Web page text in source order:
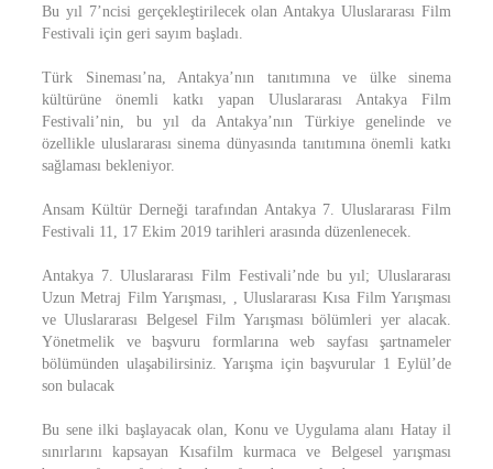
Bu yıl 7’ncisi gerçekleştirilecek olan Antakya Uluslararası Film
Festivali için geri sayım başladı.
Türk Sineması’na, Antakya’nın tanıtımına ve ülke sinema
kültürüne önemli katkı yapan Uluslararası Antakya Film
Festivali’nin, bu yıl da Antakya’nın Türkiye genelinde ve
özellikle uluslararası sinema dünyasında tanıtımına önemli katkı
sağlaması bekleniyor.
Ansam Kültür Derneği tarafından Antakya 7. Uluslararası Film
Festivali 11, 17 Ekim 2019 tarihleri arasında düzenlenecek.
Antakya 7. Uluslararası Film Festivali’nde bu yıl; Uluslararası
Uzun Metraj Film Yarışması, , Uluslararası Kısa Film Yarışması
ve Uluslararası Belgesel Film Yarışması bölümleri yer alacak.
Yönetmelik ve başvuru formlarına web sayfası şartnameler
bölümünden ulaşabilirsiniz. Yarışma için başvurular 1 Eylül’de
son bulacak
Bu sene ilki başlayacak olan, Konu ve Uygulama alanı Hatay il
sınırlarını kapsayan Kısafilm kurmaca ve Belgesel yarışması